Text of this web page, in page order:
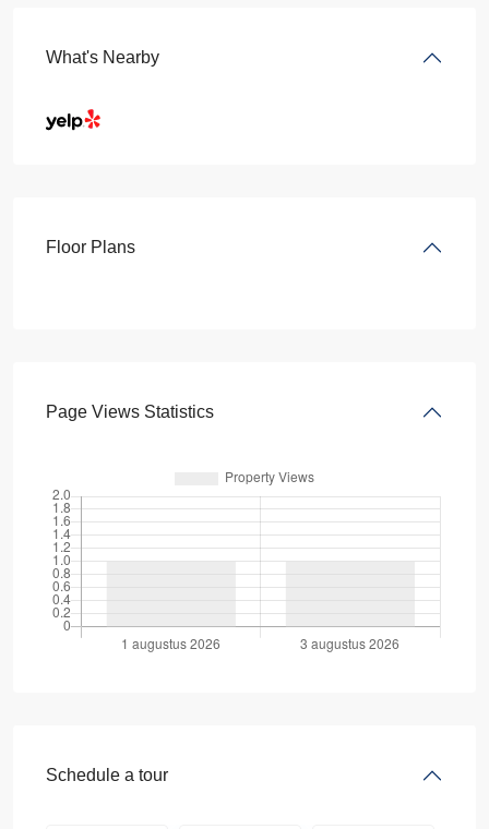
What's Nearby
Floor Plans
Page Views Statistics
Schedule a tour